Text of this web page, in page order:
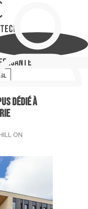
Santé
dédié à
ON